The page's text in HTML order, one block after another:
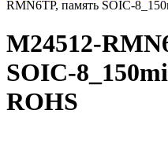
RMN6TP, память SOIC-
M24512-
SOIC-
ROHS